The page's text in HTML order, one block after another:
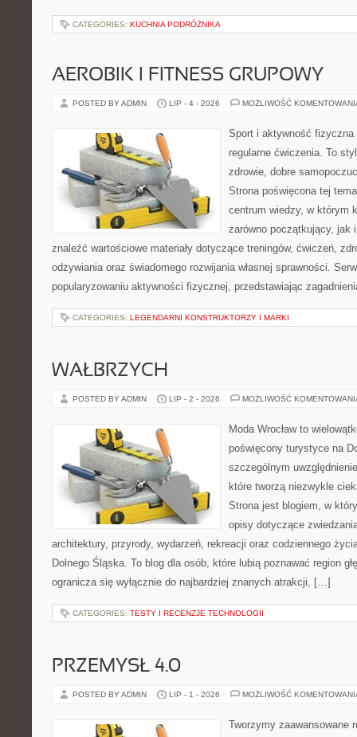
CATEGORIES: KUCHNIA PODRÓŻNIKA
AEROBIK I FITNESS GRUPOWY
POSTED BY ADMIN LIP - 4 - 2026 MOŻLIWOŚĆ
Sport i aktywność
regularne ćwiczenia. To
zdrowie, dobre
Strona poświęcona tej
centrum wiedzy, w którym
zarówno początkujący, jak
znaleźć wartościowe materiały dotyczące treningów, ćwiczeń,
odżywiania oraz świadomego rozwijania własnej sprawności.
popularyzowaniu aktywności fizycznej, przedstawiając
CATEGORIES: LEGENDARNI KONSTRUKTORZY I MARKI
WAŁBRZYCH
POSTED BY ADMIN LIP - 2 - 2026 MOŻLIWOŚĆ
Moda Wrocław to
poświęcony turystyce na
szczególnym
które tworzą niezwykle
Strona jest blogiem, w
opisy dotyczące
architektury, przyrody, wydarzeń, rekreacji oraz codziennego
Dolnego Śląska. To blog dla osób, które lubią poznawać region
ogranicza się wyłącznie do najbardziej znanych atrakcji, […]
CATEGORIES: TESTY I RECENZJE TECHNOLOGII
PRZEMYSŁ 4.0
POSTED BY ADMIN LIP - 1 - 2026 MOŻLIWOŚĆ
Tworzymy zaawansowane